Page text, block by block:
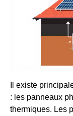
Il existe
: les panneaux
thermiques. Les